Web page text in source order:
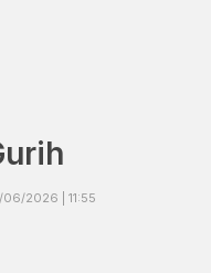
2026 | 11:55